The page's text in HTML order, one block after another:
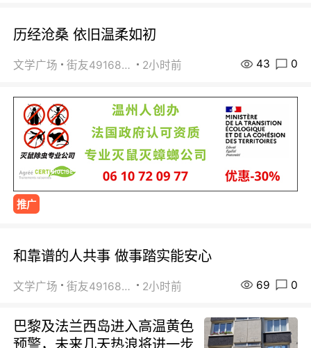
历经沧桑 依旧温柔如初
文学广场 街友49168527 2小时前 43 0
推广
和靠谱的人共事 做事踏实能安心
文学广场 街友49168527 2小时前 69 0
巴黎及法兰西岛进入高温黄色
预警，未来几天热浪将进一步